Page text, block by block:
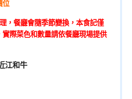
位
，餐廳會隨季節變換，本食記僅
實際菜色和數量請依餐廳現場提供
江和牛